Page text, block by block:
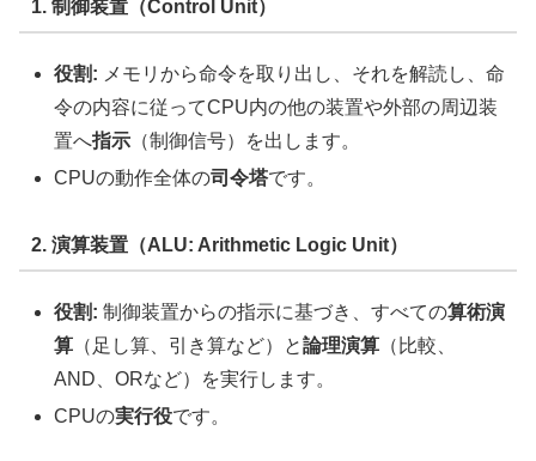
1. 制御装置（Control Unit）
役割: メモリから命令を取り出し、それを解読し、命
令の内容に従ってCPU内の他の装置や外部の周辺装
置へ指示 （制御信号）を出します。
CPUの動作全体の司令塔です。
2. 演算装置（ALU: Arithmetic Logic Unit）
役割: 制御装置からの指示に基づき、すべての算術演
算 （足し算、引き算など）と論理演算 （比較、
AND、ORなど）を実行します。
CPUの実行役です。